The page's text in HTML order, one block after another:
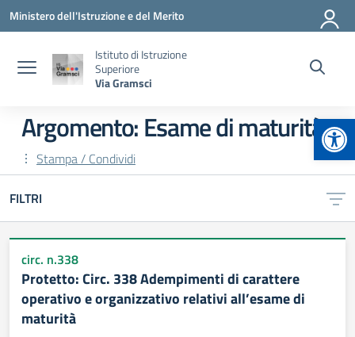
Vai ai contenuti
Vai al menu di navigazione
Vai al footer
Ministero dell'Istruzione e del Merito
Istituto di Istruzione
Superiore
Via Gramsci
Argomento: Esame di maturità
Stampa / Condividi
FILTRI
circ. n.338
Protetto: Circ. 338 Adempimenti di carattere
operativo e organizzativo relativi all’esame di
maturità